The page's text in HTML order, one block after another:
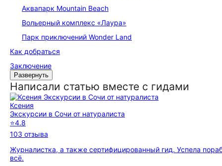
Аквапарк Mountain Beach
Вольерный комплекс «Лаура»
Парк приключений Wonder Land
Как добраться
Заключение
Развернуть
Написали статью вместе с гидами
Ксения
Экскурсии в Сочи от натуралиста
⭐4.8
103 отзыва
Журналистка, а также сертифицированный гид. Успела
всё.